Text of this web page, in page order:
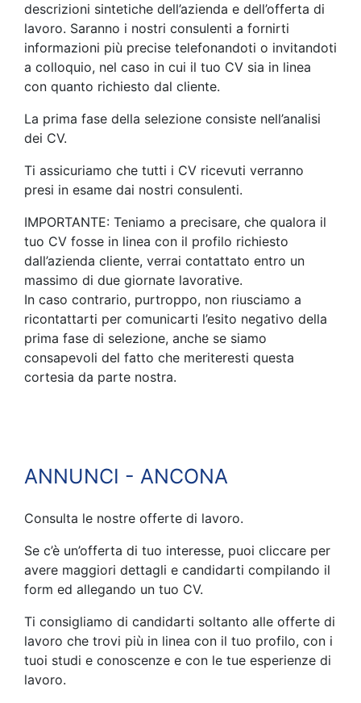
descrizioni sintetiche dell’azienda e dell’offerta di
lavoro. Saranno i nostri consulenti a fornirti
informazioni più precise telefonandoti o invitandoti
a colloquio, nel caso in cui il tuo CV sia in linea
con quanto richiesto dal cliente.
La prima fase della selezione consiste nell’analisi
dei CV.
Ti assicuriamo che tutti i CV ricevuti verranno
presi in esame dai nostri consulenti.
IMPORTANTE: Teniamo a precisare, che qualora il
tuo CV fosse in linea con il profilo richiesto
dall’azienda cliente, verrai contattato entro un
massimo di due giornate lavorative.
In caso contrario, purtroppo, non riusciamo a
ricontattarti per comunicarti l’esito negativo della
prima fase di selezione, anche se siamo
consapevoli del fatto che meriteresti questa
cortesia da parte nostra.
ANNUNCI - ANCONA
Consulta le nostre offerte di lavoro.
Se c’è un’offerta di tuo interesse, puoi cliccare per
avere maggiori dettagli e candidarti compilando il
form ed allegando un tuo CV.
Ti consigliamo di candidarti soltanto alle offerte di
lavoro che trovi più in linea con il tuo profilo, con i
tuoi studi e conoscenze e con le tue esperienze di
lavoro.